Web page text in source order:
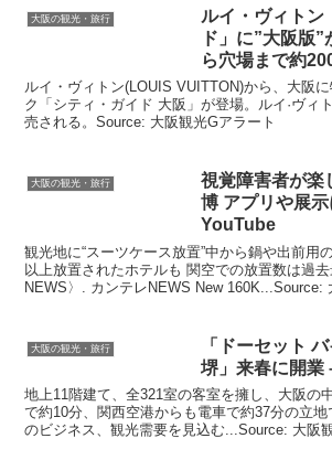
大阪の観光・旅行
ルイ・ヴィトン
ド」に”大阪版”
ら穴場まで約
ルイ・ヴィトン(LOUIS VUITTON)から、大阪
ク「シティ・ガイド 大阪」が登場。ルイ·ヴィ
売される。Source: 大阪観光Gアラート
大阪の観光・旅行 視覚障害者が楽
博 アプリや展
YouTube
観光地に“スーツケース放置”中から鍋や出前用
以上放置されたホテルも 関空での放置数は過
NEWS〉. カンテレNEWS New 160K...Source:
大阪の観光・旅行 「ドーセット
堺」来春に開業
地上11階建て、全321室の客室を擁し、大阪の
で約10分、関西空港からも電車で約37分の立地
のビジネス、観光需要を見込む...Source: 大阪